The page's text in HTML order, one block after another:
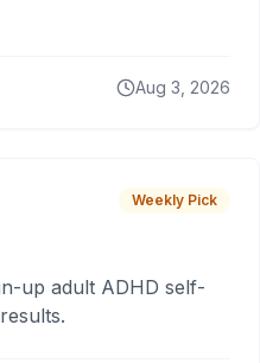
Aug 3, 2026
Weekly Pick
up adult ADHD self-